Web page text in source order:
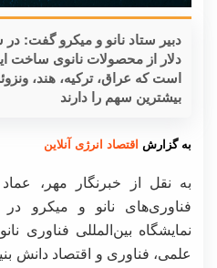
است که عراق، ترکیه، هند،
بیشترین سهم را دارند
به گزارش اقتصاد انرژی آنلاین
به نقل از خبرنگار مهر،
فناوری‌های نانو و میکرو
نمایشگاه بین‌المللی فناوری
علمی، فناوری و اقتصاد دانش